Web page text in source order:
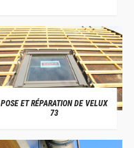
POSE ET RÉPARATION DE VELUX
73